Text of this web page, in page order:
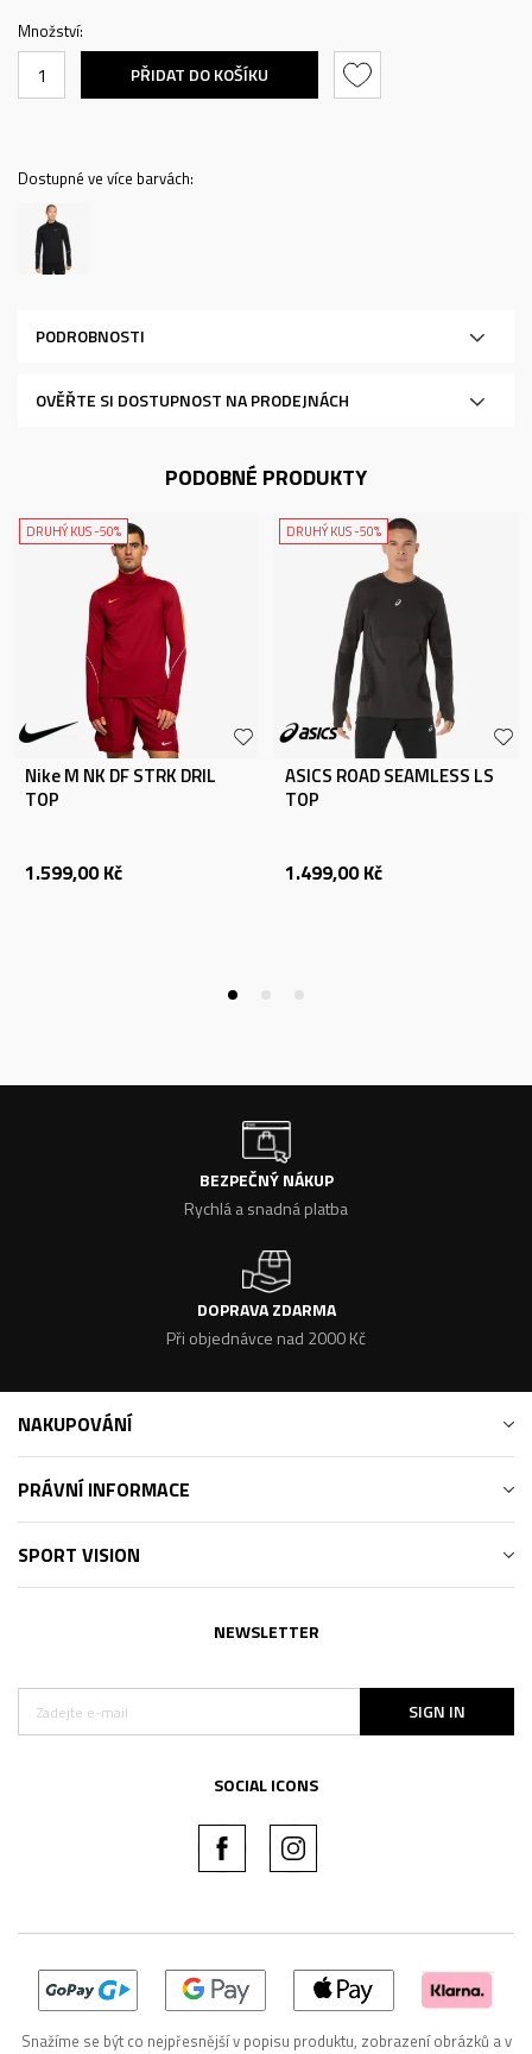
Množství:
PŘIDAT DO KOŠÍKU
Dostupné ve více barvách:
PODROBNOSTI
OVĚŘTE SI DOSTUPNOST NA PRODEJNÁCH
PODOBNÉ PRODUKTY
DRUHÝ KUS -50%
Nike M NK DF STRK DRIL
TOP
1.599,00 Kč
DRUHÝ KUS -50%
ASICS ROAD SEAMLESS LS
TOP
1.499,00 Kč
BEZPEČNÝ NÁKUP
Rychlá a snadná platba
DOPRAVA ZDARMA
Při objednávce nad 2000 Kč
NAKUPOVÁNÍ
PRÁVNÍ INFORMACE
SPORT VISION
NEWSLETTER
SIGN IN
SOCIAL ICONS
Snažíme se být co nejpřesnější v popisu produktu, zobrazení obrázků a v